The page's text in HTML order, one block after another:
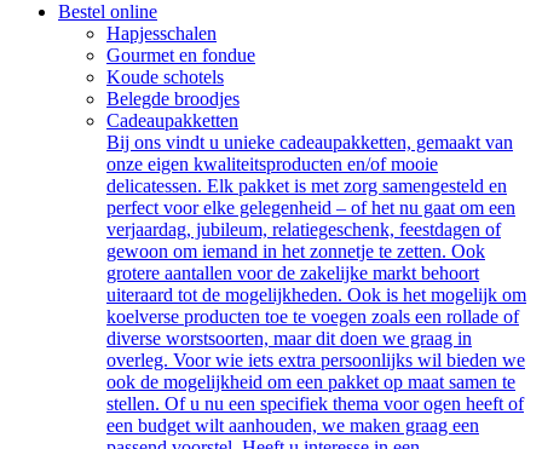
Bestel online
Hapjesschalen
Gourmet en fondue
Koude schotels
Belegde broodjes
Cadeaupakketten
Bij ons vindt u unieke cadeaupakketten, gemaakt van
onze eigen kwaliteitsproducten en/of mooie
delicatessen. Elk pakket is met zorg samengesteld en
perfect voor elke gelegenheid – of het nu gaat om een
verjaardag, jubileum, relatiegeschenk, feestdagen of
gewoon om iemand in het zonnetje te zetten. Ook
grotere aantallen voor de zakelijke markt behoort
uiteraard tot de mogelijkheden. Ook is het mogelijk om
koelverse producten toe te voegen zoals een rollade of
diverse worstsoorten, maar dit doen we graag in
overleg. Voor wie iets extra persoonlijks wil bieden we
ook de mogelijkheid om een pakket op maat samen te
stellen. Of u nu een specifiek thema voor ogen heeft of
een budget wilt aanhouden, we maken graag een